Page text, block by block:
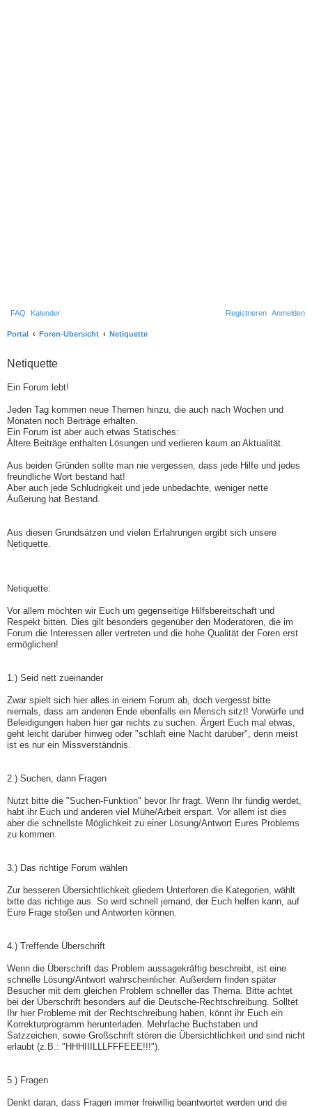
FAQ Kalender Anmelden
Registrieren
Portal Foren-Übersicht Netiquette
Netiquette
Ein Forum lebt!
Jeden Tag kommen neue Themen hinzu, die auch nach Wochen und
Monaten noch Beiträge erhalten.
Ein Forum ist aber auch etwas Statisches:
Ältere Beiträge enthalten Lösungen und verlieren kaum an Aktualität.
Aus beiden Gründen sollte man nie vergessen, dass jede Hilfe und jedes
freundliche Wort bestand hat!
Aber auch jede Schludrigkeit und jede unbedachte, weniger nette
Äußerung hat Bestand.
Aus diesen Grundsätzen und vielen Erfahrungen ergibt sich unsere
Netiquette.
Netiquette:
Vor allem möchten wir Euch um gegenseitige Hilfsbereitschaft und
Respekt bitten. Dies gilt besonders gegenüber den Moderatoren, die im
Forum die Interessen aller vertreten und die hohe Qualität der Foren erst
ermöglichen!
1.) Seid nett zueinander
Zwar spielt sich hier alles in einem Forum ab, doch vergesst bitte
niemals, dass am anderen Ende ebenfalls ein Mensch sitzt! Vorwürfe und
Beleidigungen haben hier gar nichts zu suchen. Ärgert Euch mal etwas,
geht leicht darüber hinweg oder "schlaft eine Nacht darüber", denn meist
ist es nur ein Missverständnis.
2.) Suchen, dann Fragen
Nutzt bitte die "Suchen-Funktion" bevor Ihr fragt. Wenn Ihr fündig werdet,
habt ihr Euch und anderen viel Mühe/Arbeit erspart. Vor allem ist dies
aber die schnellste Möglichkeit zu einer Lösung/Antwort Eures Problems
zu kommen.
3.) Das richtige Forum wählen
Zur besseren Übersichtlichkeit gliedern Unterforen die Kategorien, wählt
bitte das richtige aus. So wird schnell jemand, der Euch helfen kann, auf
Eure Frage stoßen und Antworten können.
4.) Treffende Überschrift
Wenn die Überschrift das Problem aussagekräftig beschreibt, ist eine
schnelle Lösung/Antwort wahrscheinlicher. Außerdem finden später
Besucher mit dem gleichen Problem schneller das Thema. Bitte achtet
bei der Überschrift besonders auf die Deutsche-Rechtschreibung. Solltet
Ihr hier Probleme mit der Rechtschreibung haben, könnt ihr Euch ein
Korrekturprogramm herunterladen. Mehrfache Buchstaben und
Satzzeichen, sowie Großschrift stören die Übersichtlichkeit und sind nicht
erlaubt (z.B.: "HHHIIILLLFFFEEE!!!").
5.) Fragen
Denkt daran, dass Fragen immer freiwillig beantwortet werden und die